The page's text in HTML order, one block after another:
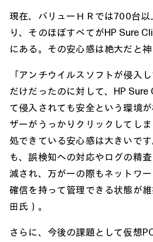
現在、バリューＨＲでは700台
り、そのほぼすべてがHP Sure
にある。その安心感は絶大だと神
「アンチウイルスソフトが侵入
だけだったのに対して、HP
て侵入されても安全という環境
ザーがうっかりクリックしてし
処できている安心感は大きいで
も、誤検知への対応やログの精
減され、万が一の際もネットワ
確信を持って管理できる状態が
田氏）。
さらに、今後の課題として仮想